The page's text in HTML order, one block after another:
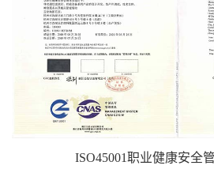
ISO45001职业健康安全